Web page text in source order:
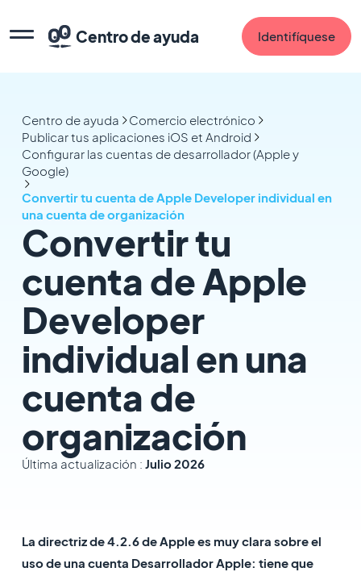
Centro de ayuda Identifíquese
Centro de ayuda
Comercio electrónico
Publicar tus aplicaciones iOS et Android
Configurar las cuentas de desarrollador (Apple y
Google)
Convertir tu cuenta de Apple Developer individual en
una cuenta de organización
Convertir tu
cuenta de Apple
Developer
individual en una
cuenta de
organización
Última actualización : Julio 2026
La directriz de 4.2.6 de Apple es muy clara sobre el
uso de una cuenta Desarrollador Apple: tiene que